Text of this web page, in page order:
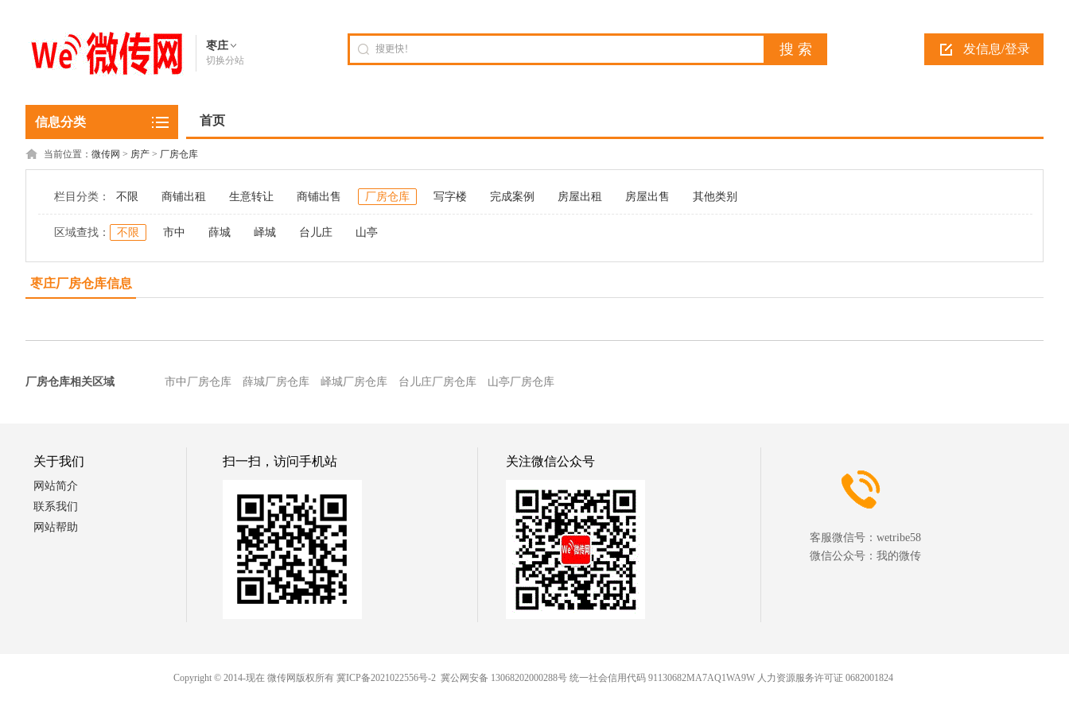
枣庄
切换分站
发信息/登录
信息分类 首页
当前位置： 微传网 > 房产 > 厂房仓库
栏目分类： 不限 商铺出租 生意转让 商铺出售 厂房仓库 写字楼 完成案例 房屋出租 房屋出售 其他类别
区域查找： 不限 市中 薛城 峄城 台儿庄 山亭
枣庄厂房仓库信息
厂房仓库相关区域 市中厂房仓库 薛城厂房仓库 峄城厂房仓库 台儿庄厂房仓库 山亭厂房仓库
关于我们
网站简介
联系我们
网站帮助
扫一扫，访问手机站 关注微信公众号
客服微信号： wetribe58
微信公众号： 我的微传
Copyright © 2014-现在 微传网版权所有 冀ICP备2021022556号-2 冀公网安备 13068202000288号 统一社会信用代码 91130682MA7AQ1WA9W 人力资源服务许可证 0682001824